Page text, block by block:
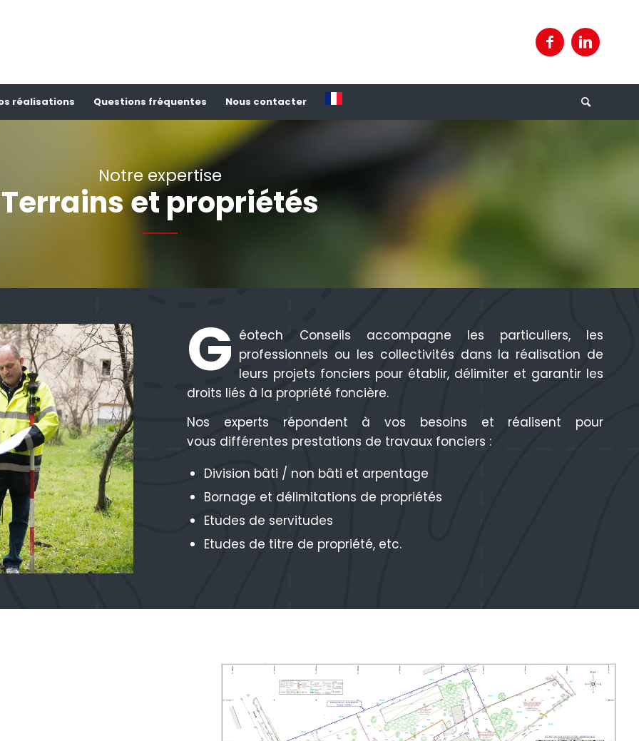
réalisations Questions fréquentes Nous contacter
Notre expertise
Terrains et propriétés
G éotech Conseils accompagne les particuliers, les
professionnels ou les collectivités dans la réalisation de
leurs projets fonciers pour établir, délimiter et garantir les
droits liés à la propriété foncière.
Nos experts répondent à vos besoins et réalisent pour
vous différentes prestations de travaux fonciers :
Division bâti / non bâti et arpentage
Bornage et délimitations de propriétés
Etudes de servitudes
Etudes de titre de propriété, etc.